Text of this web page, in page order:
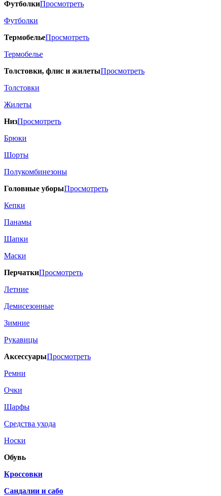
ФутболкиПросмотреть
Футболки
ТермобельеПросмотреть
Термобелье
Толстовки, флис и жилетыПросмотреть
Толстовки
Жилеты
НизПросмотреть
Брюки
Шорты
Полукомбинезоны
Головные уборыПросмотреть
Кепки
Панамы
Шапки
Маски
ПерчаткиПросмотреть
Летние
Демисезонные
Зимние
Рукавицы
АксессуарыПросмотреть
Ремни
Очки
Шарфы
Средства ухода
Носки
Обувь
Кроссовки
Сандалии и сабо